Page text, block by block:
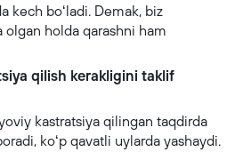
kech boʻladi. Demak, biz
holda qarashni ham
qilish kerakligini taklif
kastratsiya qilingan taqdirda
koʻp qavatli uylarda yashaydi.